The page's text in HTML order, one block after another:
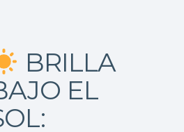
BRILLA
EL